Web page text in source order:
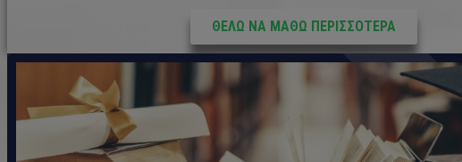
ΘΕΛΩ ΝΑ ΜΑΘΩ ΠΕΡΙΣΣΟΤΕΡΑ